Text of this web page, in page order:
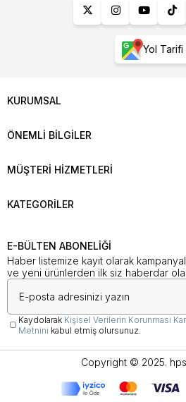
Yol Tarifi
KURUMSAL
ÖNEMLİ BİLGİLER
MÜŞTERİ HİZMETLERİ
KATEGORİLER
E-BÜLTEN ABONELİĞİ
Haber listemize kayıt olarak
ve yeni ürünlerden ilk siz haberdar
Kaydolarak Kişisel Verilerin Korunması
Metnini kabul etmiş olursunuz.
Copyright © 2025.